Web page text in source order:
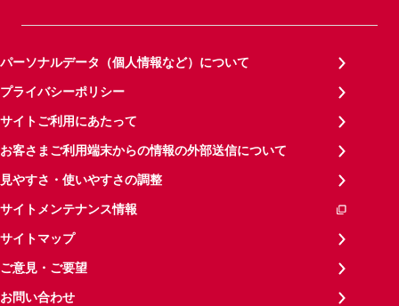
パーソナルデータ（個人情報など）について
プライバシーポリシー
サイトご利用にあたって
お客さまご利用端末からの情報の外部送信について
見やすさ・使いやすさの調整
サイトメンテナンス情報
サイトマップ
ご意見・ご要望
お問い合わせ